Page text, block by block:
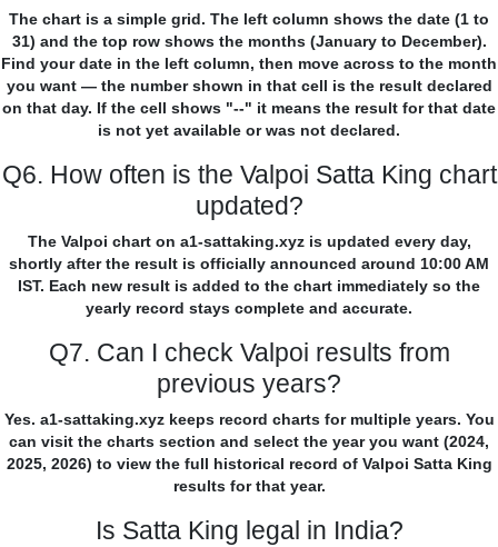
The chart is a simple grid. The left column shows the date (1 to
31) and the top row shows the months (January to December).
Find your date in the left column, then move across to the month
you want — the number shown in that cell is the result declared
on that day. If the cell shows "--" it means the result for that date
is not yet available or was not declared.
Q6. How often is the Valpoi Satta King chart
updated?
The Valpoi chart on a1-sattaking.xyz is updated every day,
shortly after the result is officially announced around 10:00 AM
IST. Each new result is added to the chart immediately so the
yearly record stays complete and accurate.
Q7. Can I check Valpoi results from
previous years?
Yes. a1-sattaking.xyz keeps record charts for multiple years. You
can visit the charts section and select the year you want (2024,
2025, 2026) to view the full historical record of Valpoi Satta King
results for that year.
Is Satta King legal in India?